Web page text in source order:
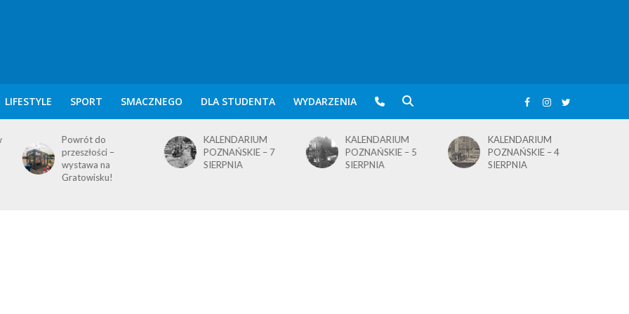
LIFESTYLE SPORT SMACZNEGO DLA STUDENTA WYDARZENIA
KALENDARIUM
POZNAŃSKIE – 7
SIERPNIA
KALENDARIUM
POZNAŃSKIE – 5
SIERPNIA
KALENDARIUM
POZNAŃSKIE – 4
SIERPNIA
KALENDARIUM
POZNAŃSKIE – 1
SIERPNIA